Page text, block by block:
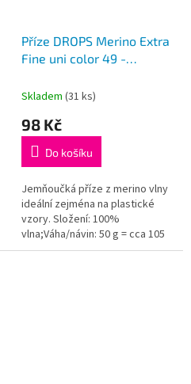
Příze DROPS Merino Extra
Fine uni color 49 -
Skladem (31 ks)
98 Kč
Do košíku
Jemňoučká příze z merino vlny
ideální zejména na plastické
vzory. Složení: 100%
vlna;Váha/návin: 50 g = cca 105
metrů;Doporučená síla jehlic: 4